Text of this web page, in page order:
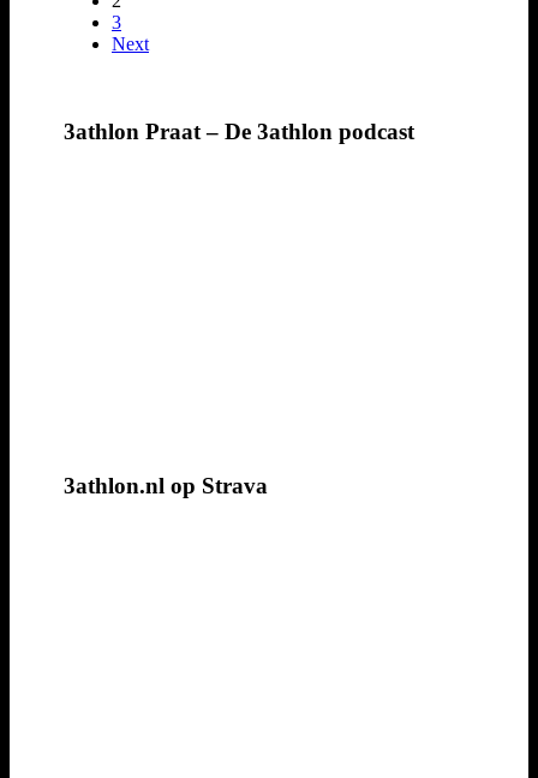
3
Next
3athlon Praat – De 3athlon podcast
3athlon.nl op Strava